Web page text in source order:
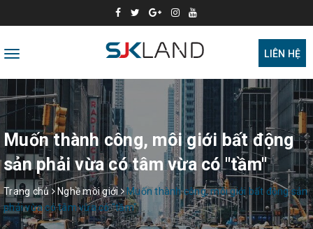
Toggle
LIÊN HỆ
Muốn thành công, môi giới bất động
sản phải vừa có tâm vừa có "tầm"
Trang chủ Nghề môi giới
Muốn thành công, môi giới bất động sản
phải vừa có tâm vừa có "tầm"